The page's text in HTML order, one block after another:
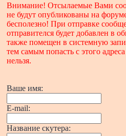
Внимание! Отсылаемые Вами
не будут опубликованы на
бесполезно! При отправке
отправителся будет добавлен в
также помещен в системную
тем самым попасть с этого
нельзя.
Ваше имя:
E-mail:
Название скутера: